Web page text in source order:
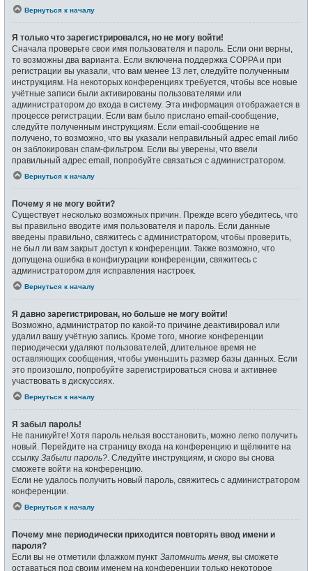
Вернуться к началу
Я только что зарегистрировался, но не могу войти!
Сначала проверьте свои имя пользователя и пароль. Если они верны,
то возможны два варианта. Если включена поддержка COPPA и при
регистрации вы указали, что вам менее 13 лет, следуйте полученным
инструкциям. На некоторых конференциях требуется, чтобы все новые
учётные записи были активированы пользователями или
администратором до входа в систему. Эта информация отображается в
процессе регистрации. Если вам было прислано email-сообщение,
следуйте полученным инструкциям. Если email-сообщение не
получено, то возможно, что вы указали неправильный адрес email либо
он заблокирован спам-фильтром. Если вы уверены, что ввели
правильный адрес email, попробуйте связаться с администратором.
Вернуться к началу
Почему я не могу войти?
Существует несколько возможных причин. Прежде всего убедитесь, что
вы правильно вводите имя пользователя и пароль. Если данные
введены правильно, свяжитесь с администратором, чтобы проверить,
не был ли вам закрыт доступ к конференции. Также возможно, что
допущена ошибка в конфигурации конференции, свяжитесь с
администратором для исправления настроек.
Вернуться к началу
Я давно зарегистрирован, но больше не могу войти!
Возможно, администратор по какой-то причине деактивировал или
удалил вашу учётную запись. Кроме того, многие конференции
периодически удаляют пользователей, длительное время не
оставляющих сообщения, чтобы уменьшить размер базы данных. Если
это произошло, попробуйте зарегистрироваться снова и активнее
участвовать в дискуссиях.
Вернуться к началу
Я забыл пароль!
Не паникуйте! Хотя пароль нельзя восстановить, можно легко получить
новый. Перейдите на страницу входа на конференцию и щёлкните на
ссылку Забыли пароль? . Следуйте инструкциям, и скоро вы снова
сможете войти на конференцию.
Если не удалось получить новый пароль, свяжитесь с администратором
конференции.
Вернуться к началу
Почему мне периодически приходится повторять ввод имени и
пароля?
Если вы не отметили флажком пункт Запомнить меня , вы сможете
оставаться под своим именем на конференции только некоторое